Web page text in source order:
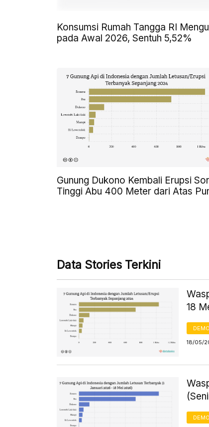
Konsumsi Rumah Tangga RI
pada Awal 2026, Sentuh 5,52%
Gunung Dukono Kembali Erupsi
Tinggi Abu 400 Meter dari Atas
Data Stories Terkini
18
18/05/